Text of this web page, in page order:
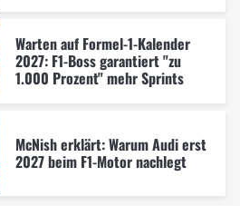
Warten auf Formel-1-Kalender
2027: F1-Boss garantiert "zu
1.000 Prozent" mehr Sprints
McNish erklärt: Warum Audi erst
2027 beim F1-Motor nachlegt